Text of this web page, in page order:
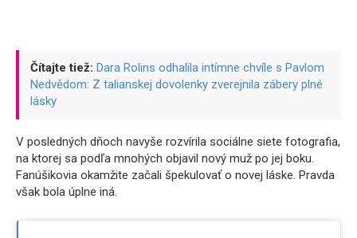
Čítajte tiež: Dara Rolins odhalila intímne chvíle s Pavlom
Nedvědom: Z talianskej dovolenky zverejnila zábery plné
lásky
V posledných dňoch navyše rozvírila sociálne siete fotografia,
na ktorej sa podľa mnohých objavil nový muž po jej boku.
Fanúšikovia okamžite začali špekulovať o novej láske. Pravda
však bola úplne iná.